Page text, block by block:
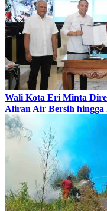
Wali Kota Eri Minta
Aliran Air Bersih hingga